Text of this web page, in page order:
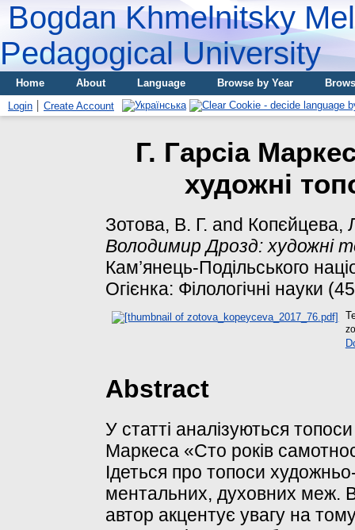
Bogdan Khmelnitsky
Pedagogical University
Home About Language Browse by Year
Login
Create Account
Г. Гарсіа
художні
Зотова, В. Г. and Копєйцева,
Володимир Дрозд: художні
Кам’янець-Подільського
Огієнка: Філологічні науки
Abstract
У статті аналізуються
Маркеса «Сто років
Ідеться про топоси
ментальних, духовних меж.
автор акцентує увагу на